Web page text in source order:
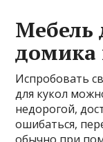
Мебель
домика
Испробовать
для кукол
недорогой,
ошибаться,